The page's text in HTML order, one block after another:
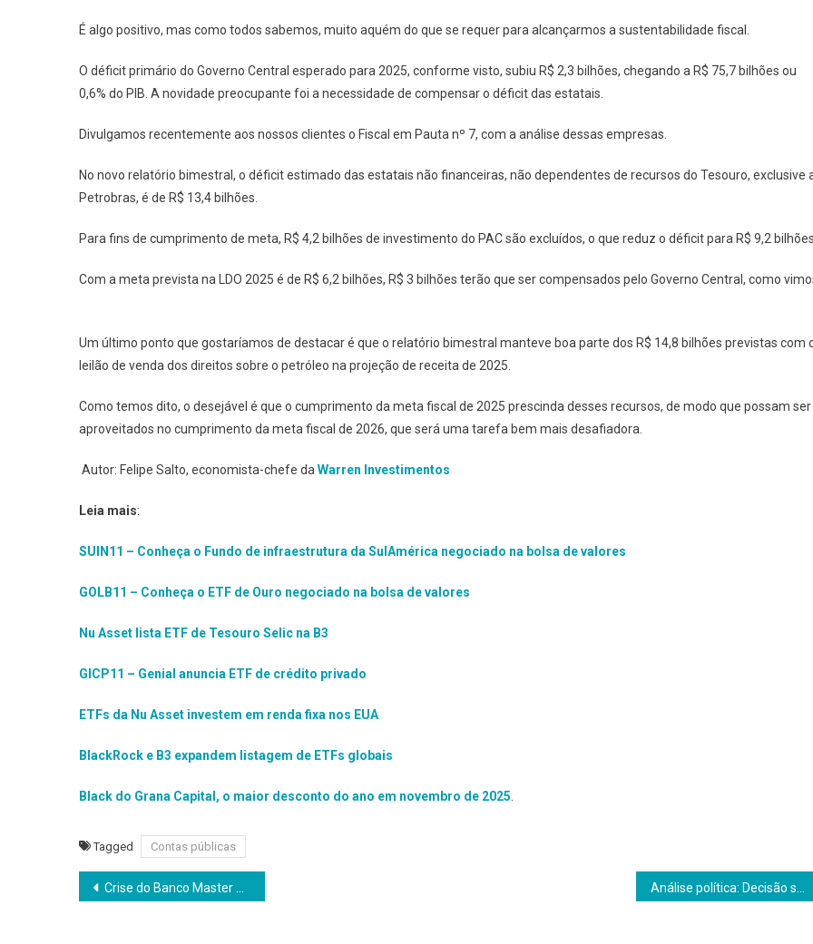
É algo positivo, mas como todos sabemos, muito aquém do que se requer para alcançarmos a sustentabilidade fiscal.
O déficit primário do Governo Central esperado para 2025, conforme visto, subiu R$ 2,3 bilhões, chegando a R$ 75,7 bilhões ou
0,6% do PIB. A novidade preocupante foi a necessidade de compensar o déficit das estatais.
Divulgamos recentemente aos nossos clientes o Fiscal em Pauta nº 7, com a análise dessas empresas.
No novo relatório bimestral, o déficit estimado das estatais não financeiras, não dependentes de recursos do Tesouro, exclusive
Petrobras, é de R$ 13,4 bilhões.
Para fins de cumprimento de meta, R$ 4,2 bilhões de investimento do PAC são excluídos, o que reduz o déficit para R$ 9,2
Com a meta prevista na LDO 2025 é de R$ 6,2 bilhões, R$ 3 bilhões terão que ser compensados pelo Governo Central, como
Um último ponto que gostaríamos de destacar é que o relatório bimestral manteve boa parte dos R$ 14,8 bilhões previstas com
leilão de venda dos direitos sobre o petróleo na projeção de receita de 2025.
Como temos dito, o desejável é que o cumprimento da meta fiscal de 2025 prescinda desses recursos, de modo que possam ser
aproveitados no cumprimento da meta fiscal de 2026, que será uma tarefa bem mais desafiadora.
Autor: Felipe Salto, economista-chefe da Warren Investimentos
Leia mais:
SUIN11 – Conheça o Fundo de infraestrutura da SulAmérica negociado na bolsa de valores
GOLB11 – Conheça o ETF de Ouro negociado na bolsa de valores
Nu Asset lista ETF de Tesouro Selic na B3
GICP11 – Genial anuncia ETF de crédito privado
ETFs da Nu Asset investem em renda fixa nos EUA
BlackRock e B3 expandem listagem de ETFs globais
Black do Grana Capital, o maior desconto do ano em novembro de 2025
Tagged Contas públicas
Navegação
Crise do Banco Master e o antagonismo normativo do SFN